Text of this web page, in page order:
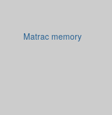
Matrac memory